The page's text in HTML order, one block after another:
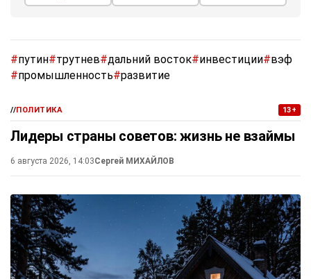
#путин#трутнев#дальний восток#инвестиции#вэф
#промышленность#развитие
//ПОЛИТИКА 13+
Лидеры страны советов: жизнь не взаймы
6 августа 2026, 14:03Сергей МИХАЙЛОВ